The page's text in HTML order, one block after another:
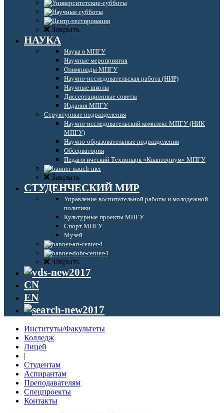
Закрыть
НАУКА
Наука в МПГУ
Научные мероприятия
Олимпиады МПГУ
Научно-исследовательская работа (НИР)
Научные школы
Диссертационные советы
Издания МПГУ
Структурные подразделения
Научно-исследовательский комплекс МПГУ (НИК
МПГУ)
Научно-образовательные подразделения
Обсерватория
Педагогический Технопарк «Кванториум» МПГУ
Закрыть
СТУДЕНЧЕСКИЙ МИР
Управление воспитательной работы и молодежной
политики
Культурные проекты МПГУ
Спорт МПГУ
Музей
Закрыть
CN
EN
Институты/Факультеты
Колледж
Лицей
|
Студентам
Аспирантам
Преподавателям
Спецпроекты
Контакты